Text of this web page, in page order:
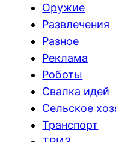
Оружие
Развлечения
Разное
Реклама
Роботы
Свалка идей
Сельское
Транспорт